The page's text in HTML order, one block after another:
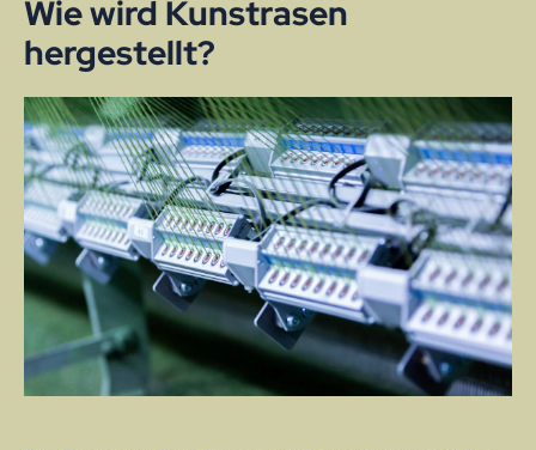
Wie wird Kunstrasen
hergestellt?